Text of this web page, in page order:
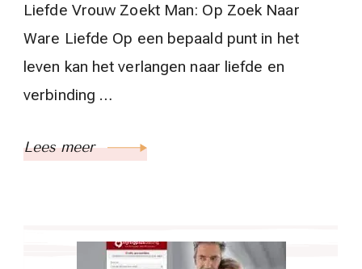
Liefde Vrouw Zoekt Man: Op Zoek Naar
Ware Liefde Op een bepaald punt in het
leven kan het verlangen naar liefde en
verbinding …
Lees meer